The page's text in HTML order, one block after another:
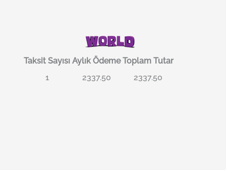
Taksit Sayısı Aylık Ödeme Toplam Tutar
1
2337.50 2337.50